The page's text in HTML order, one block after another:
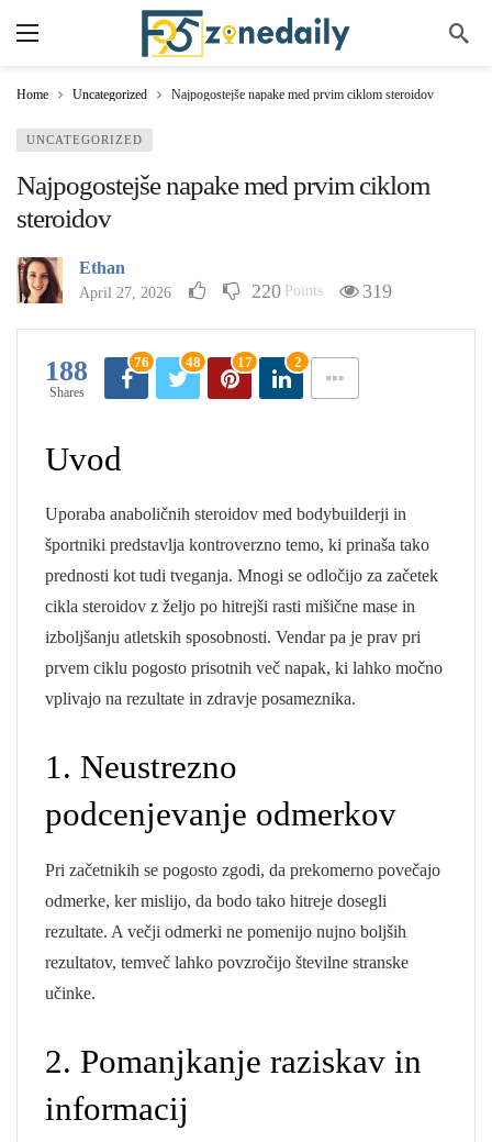
Home Uncategorized Najpogostejše napake med prvim ciklom steroidov
UNCATEGORIZED
Najpogostejše napake med prvim ciklom
steroidov
Ethan
April 27, 2026 220 Points 319
188
Shares
76 48 17 2
Uvod
Uporaba anaboličnih steroidov med bodybuilderji in
športniki predstavlja kontroverzno temo, ki prinaša tako
prednosti kot tudi tveganja. Mnogi se odločijo za začetek
cikla steroidov z željo po hitrejši rasti mišične mase in
izboljšanju atletskih sposobnosti. Vendar pa je prav pri
prvem ciklu pogosto prisotnih več napak, ki lahko močno
vplivajo na rezultate in zdravje posameznika.
1. Neustrezno
podcenjevanje odmerkov
Pri začetnikih se pogosto zgodi, da prekomerno povečajo
odmerke, ker mislijo, da bodo tako hitreje dosegli
rezultate. A večji odmerki ne pomenijo nujno boljših
rezultatov, temveč lahko povzročijo številne stranske
učinke.
2. Pomanjkanje raziskav in
informacij